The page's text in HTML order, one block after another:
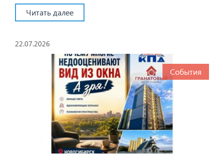
Читать далее
22.07.2026
События